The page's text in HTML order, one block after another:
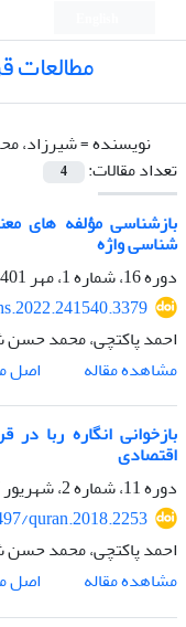
نویسنده =شیرزاد،
تعداد مقالات:
4
بازشناسی مؤلفه‏ های
شناسی واژه
دوره 16، شماره 1، مهر 1401، صفحه
احمد پاکتچی، محمد
مشاهده مقاله
اصل
بازخوانی انگاره ربا
اقتصادی
دوره 11، شماره 2، شهریور 1397، صفحه
quran.2018.2253
احمد پاکتچی، محمد
مشاهده مقاله
اصل